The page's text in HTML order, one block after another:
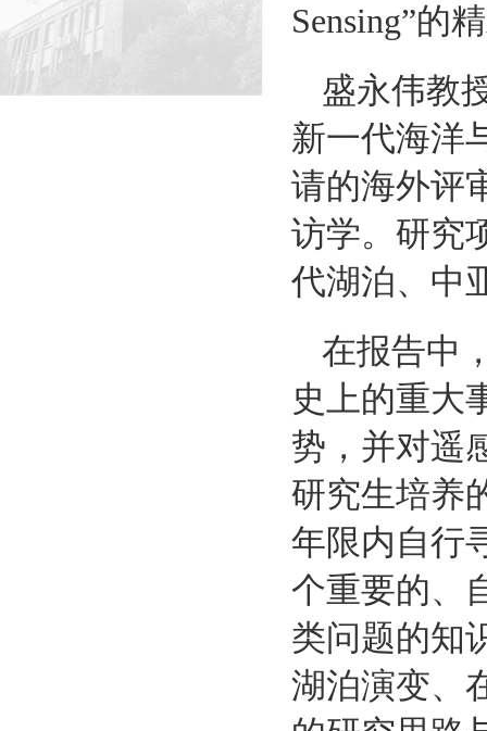
Sensing”的
盛永伟教
新一代海洋
请的海外评
访学。研究
代湖泊、中
在报告中
史上的重大
势，并对遥
研究生培养
年限内自行
个重要的、
类问题的知
湖泊演变、